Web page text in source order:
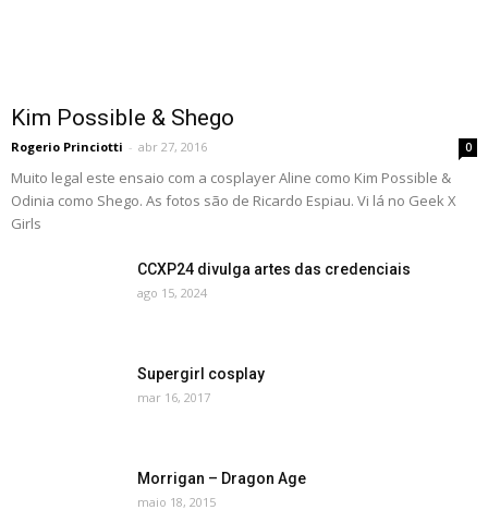
Kim Possible & Shego
Rogerio Princiotti - abr 27, 2016 0
Muito legal este ensaio com a cosplayer Aline como Kim Possible &
Odinia como Shego. As fotos são de Ricardo Espiau. Vi lá no Geek X
Girls
CCXP24 divulga artes das credenciais
ago 15, 2024
Supergirl cosplay
mar 16, 2017
Morrigan – Dragon Age
maio 18, 2015